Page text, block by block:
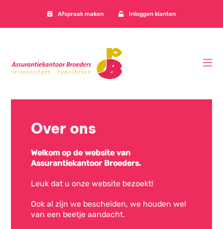
Afspraak maken Inloggen klanten
Over ons
Welkom op de website van
Assurantiekantoor Broeders.
Leuk dat u onze website bezoekt!
Ook al zijn we bescheiden, we houden wel
van een beetje aandacht.